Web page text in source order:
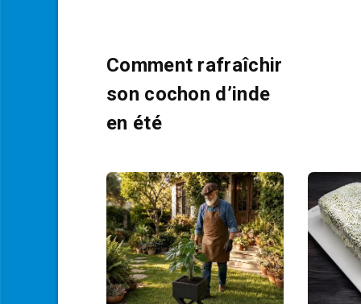
Comment rafraîchir
son cochon d’inde
en été